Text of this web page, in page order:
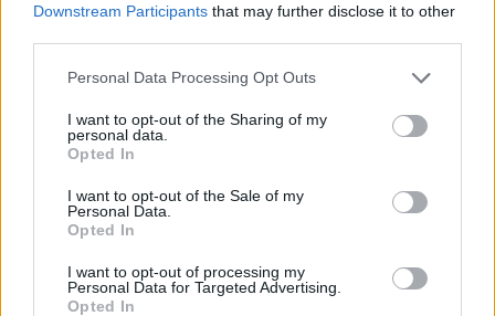
Downstream Participants that may further disclose it to other
Personal Data Processing Opt Outs
I want to opt-out of the Sharing of my
personal data.
Opted In
I want to opt-out of the Sale of my
Personal Data.
Opted In
I want to opt-out of processing my
Personal Data for Targeted Advertising.
Opted In
KEDVES OLVASÓNK!
tartozik, melynek olvasása előfizetéses
regisztrációhoz kötött.
Az előfizetés a következőket tartalmazza:
Kötéslisták: BÉT elmúlt 2 év napon belüli
kötéslistái
Előfizetés